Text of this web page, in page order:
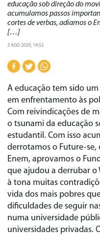
educação sob direção do
acumulamos passos
cortes de verbas, adiamos o
[…]
2 AGO 2020, 14:52
A educação tem sido
em enfrentamento às
Com reivindicações de
o tsunami da educação
estudantil. Com isso
derrotamos o Future-se,
Enem, aprovamos o
que ajudou a derrubar o
à tona muitas
vida dos mais pobres
dificuldades de seguir
numa universidade
universidades privadas.